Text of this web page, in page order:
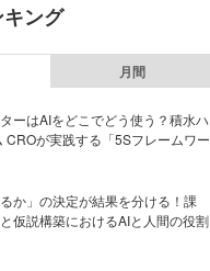
ング
月間
ーはAIをどこでどう使う？積水ハ
CROが実践する「5Sフレームワー
るか」の決定が結果を分ける！課
仮説構築におけるAIと人間の役割